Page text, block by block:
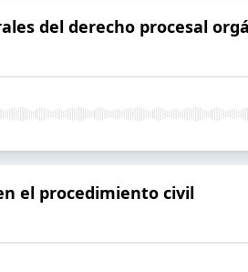
del derecho procesal
el procedimiento civil